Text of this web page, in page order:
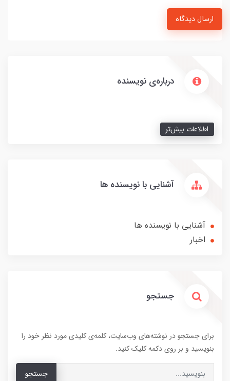
ارسال دیدگاه
درباره‌ی نویسنده
اطلاعات بیش‌تر
آشنایی با نویسنده ها
آشنایی با نویسنده ها
اخبار
جستجو
برای جستجو در نوشته‌های وب‌سایت، کلمه‌ی کلیدی مورد نظر خود را
بنویسید و بر روی دکمه کلیک کنید.
جستجو